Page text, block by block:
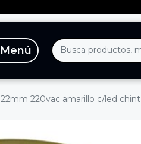
220vac amarillo c/led chint